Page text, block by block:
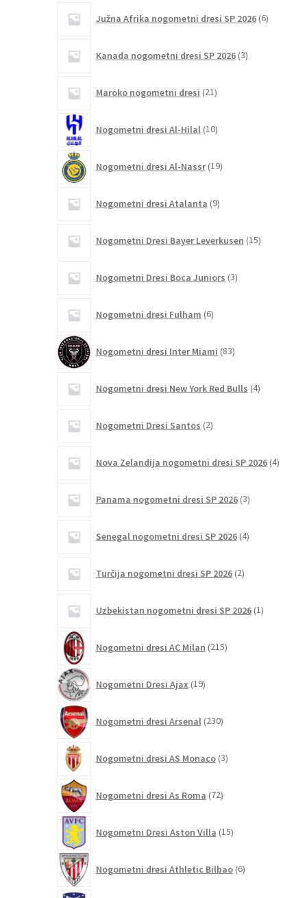
Južna Afrika nogometni dresi SP 2026 6izdelkov
Kanada nogometni dresi SP 2026 3izdelki
Maroko nogometni dresi 21izdelkov
Nogometni dresi Al-Hilal 10izdelkov
Nogometni dresi Al-Nassr 19izdelkov
Nogometni dresi Atalanta 9izdelkov
Nogometni Dresi Bayer Leverkusen 15izdelkov
Nogometni Dresi Boca Juniors 3izdelki
Nogometni dresi Fulham 6izdelkov
Nogometni dresi Inter Miami 83izdelkov
Nogometni dresi New York Red Bulls 4izdelki
Nogometni Dresi Santos 2izdelka
Nova Zelandija nogometni dresi SP 2026 4izdelki
Panama nogometni dresi SP 2026 3izdelki
Senegal nogometni dresi SP 2026 4izdelki
Turčija nogometni dresi SP 2026 2izdelka
Uzbekistan nogometni dresi SP 2026 1izdelek
Nogometni dresi AC Milan 215izdelkov
Nogometni Dresi Ajax 19izdelkov
Nogometni dresi Arsenal 230izdelkov
Nogometni dresi AS Monaco 3izdelki
Nogometni dresi As Roma 72izdelkov
Nogometni Dresi Aston Villa 15izdelkov
Nogometni dresi Athletic Bilbao 6izdelkov